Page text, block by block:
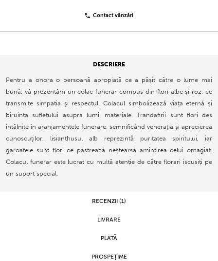
Contact vânzări
DESCRIERE
Pentru a onora o persoană apropiată ce a pășit către o lume mai
bună, vă prezentăm un colac funerar compus din flori albe și roz, ce
transmite simpatia și respectul. Colacul simbolizează viața eternă și
biruința sufletului asupra lumii materiale. Trandafirii sunt flori des
întâlnite în aranjamentele funerare, semnificând venerația și aprecierea
cunoscuților, lisianthusul alb reprezintă puritatea spiritului, iar
garoafele sunt flori ce păstrează neștearsă amintirea celui omagiat.
Colacul funerar este lucrat cu multă atenție de către florari iscusiți pe
un suport special.
RECENZII (1)
LIVRARE
PLATĂ
PROSPEȚIME